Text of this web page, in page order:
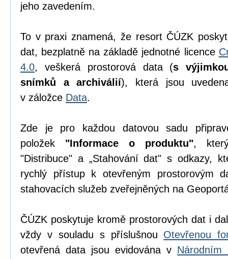
jeho zavedením.
To v praxi znamená, že resort ČÚZK
dat, bezplatně na základě jednotné licence
4.0, veškerá prostorová data (s
snímků a archiválií), která jsou
v záložce Data.
Zde je pro každou datovou sadu
položek "Informace o produktu",
"Distribuce" a „Stahování dat" s odkazy,
rychlý přístup k otevřeným prostorovým
stahovacích služeb zveřejněných na
ČÚZK poskytuje kromě prostorových dat i
vždy v souladu s příslušnou Otevřenou
otevřená data jsou evidována v Národním